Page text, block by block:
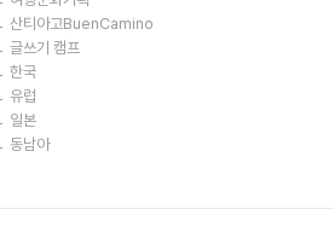
산티아고BuenCamino
글쓰기 캠프
한국
유럽
일본
동남아